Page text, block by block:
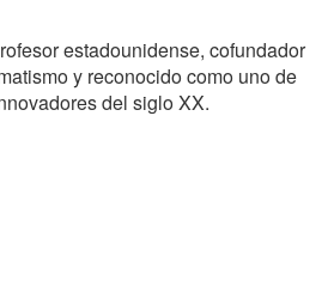
estadounidense, cofundador
y reconocido como uno de
del siglo XX.